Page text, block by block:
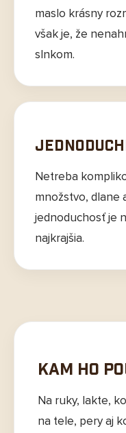
maslo krásny
však je, že
slnkom.
Netreba
množstvo, dlane
jednoduchosť je
najkrajšia.
Kam ho
Na ruky, lakte,
na tele, pery aj